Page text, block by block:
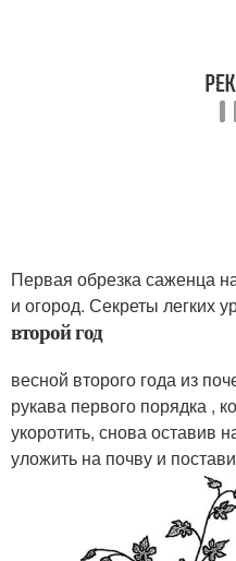
Первая обрезка саженца
и огород. Секреты легких
второй год
весной второго года из
рукава первого порядка ,
укоротить, снова оставив
уложить на почву и